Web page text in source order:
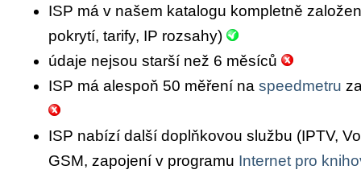
ISP má v našem katalogu kompletně
pokrytí, tarify, IP rozsahy)
údaje nejsou starší než 6 měsíců
ISP má alespoň 50 měření na speedmetru
ISP nabízí další doplňkovou službu (IPTV,
GSM, zapojení v programu Internet pro